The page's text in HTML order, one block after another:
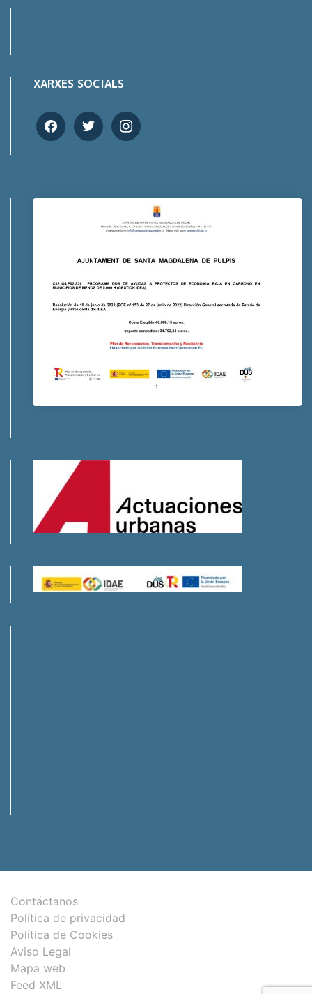
XARXES SOCIALS
facebooktwitter instagram
Contáctanos
Política de privacidad
Política de Cookies
Aviso Legal
Mapa web
Feed XML